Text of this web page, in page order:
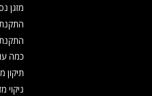
מזגן
כמה
תיקון
ניקוי